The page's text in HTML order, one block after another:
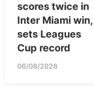
scores twice in
Inter Miami win,
sets Leagues
Cup record
06/08/2026